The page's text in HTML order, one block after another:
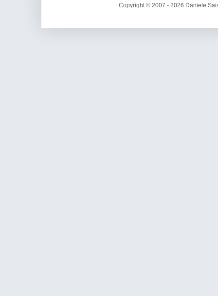
Copyright © 2007 - 2026 Daniele